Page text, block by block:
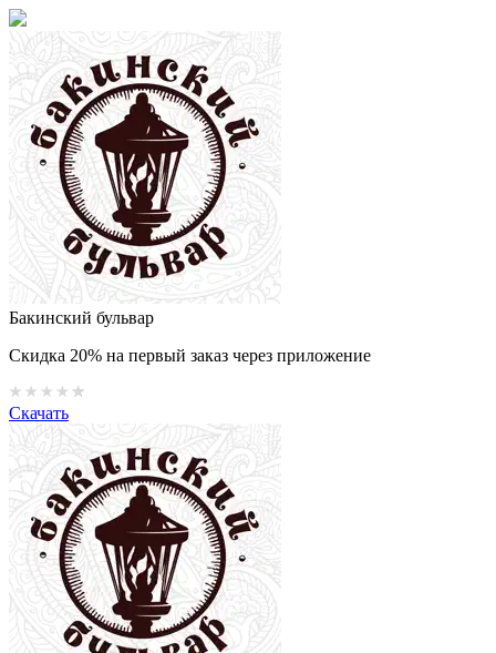
Бакинский бульвар
Скидка 20% на первый заказ через приложение
Скачать